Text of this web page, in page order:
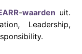
-waarden uit.
Leadership,